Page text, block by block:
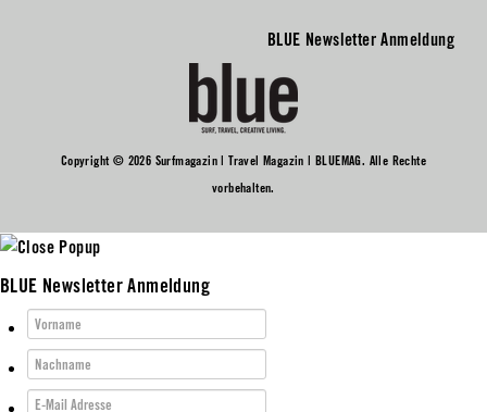
Copyright © 2026 Surfmagazin | Travel Magazin | BLUEMAG. Alle Rechte
vorbehalten.
BLUE Newsletter Anmeldung
BLUE Newsletter Anmeldung